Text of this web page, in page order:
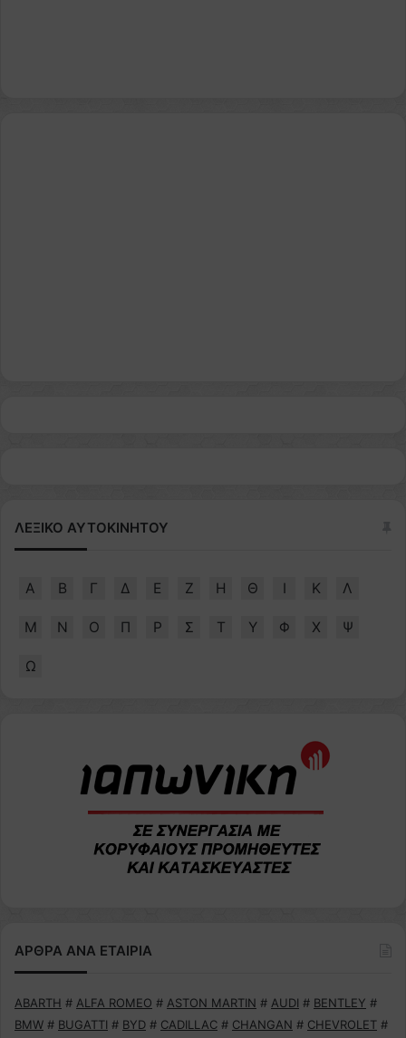
ΛΕΞΙΚΟ ΑΥΤΟΚΙΝΗΤΟΥ
Α Β Γ Δ Ε Ζ Η Θ Ι Κ Λ
Μ Ν Ο Π Ρ Σ Τ Υ Φ Χ Ψ
Ω
ΑΡΘΡΑ ΑΝΑ ΕΤΑΙΡΙΑ
ABARTH # ALFA ROMEO # ASTON MARTIN # AUDI # BENTLEY #
BMW # BUGATTI # BYD # CADILLAC # CHANGAN # CHEVROLET #